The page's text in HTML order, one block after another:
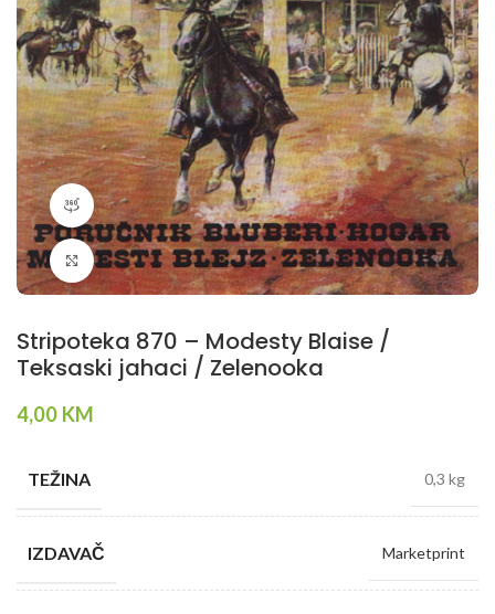
360 product view
Klikni da povečaš
Stripoteka 870 – Modesty Blaise /
Teksaski jahaci / Zelenooka
4,00 KM
TEŽINA 0,3 kg
IZDAVAČ Marketprint